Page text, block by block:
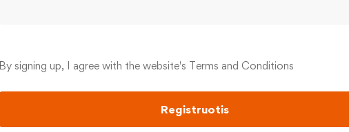
By signing up, I agree with the website's Terms and Conditions
Registruotis